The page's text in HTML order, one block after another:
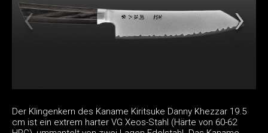
Der Klingenkern des Kaname Kiritsuke Danny Khezzar 19.5
cm ist ein extrem harter VG Xeos-Stahl (Härte von 60-62